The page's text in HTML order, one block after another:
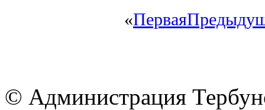
«Первая
© Администрация